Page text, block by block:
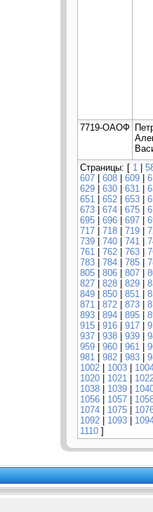
7719-ОАОФ
Страницы: [ 1 |
607 | 608 | 609 |
629 | 630 | 631 |
651 | 652 | 653 |
673 | 674 | 675 |
695 | 696 | 697 |
717 | 718 | 719 |
739 | 740 | 741 |
761 | 762 | 763 |
783 | 784 | 785 |
805 | 806 | 807 |
827 | 828 | 829 |
849 | 850 | 851 |
871 | 872 | 873 |
893 | 894 | 895 |
915 | 916 | 917 |
937 | 938 | 939 |
959 | 960 | 961 |
981 | 982 | 983 |
1002 | 1003 |
1020 | 1021 |
1038 | 1039 |
1056 | 1057 |
1074 | 1075 |
1092 | 1093 |
1110 ]